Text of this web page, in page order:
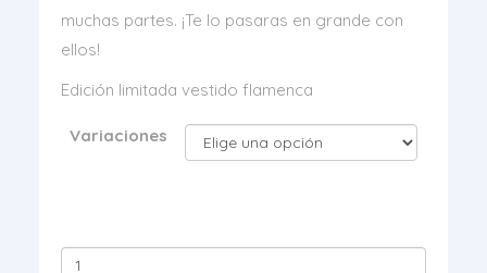
muchas partes. ¡Te lo pasaras en grande con
ellos!
Edición limitada vestido flamenca
Variaciones
Mi